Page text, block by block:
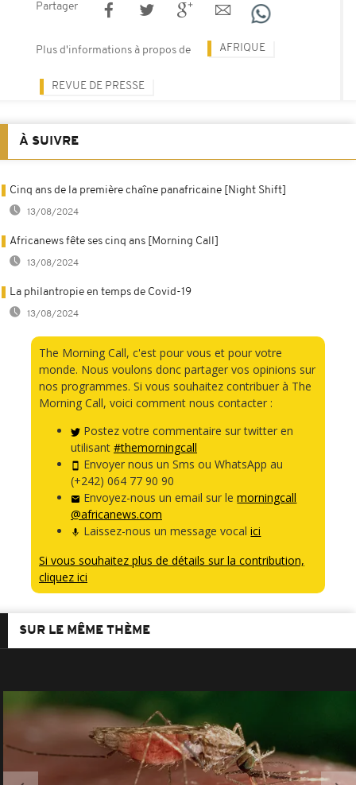
Partager
Plus d'informations à propos de AFRIQUE
REVUE DE PRESSE
À SUIVRE
Cinq ans de la première chaîne panafricaine [Night Shift]
13/08/2024
Africanews fête ses cinq ans [Morning Call]
13/08/2024
La philantropie en temps de Covid-19
13/08/2024
The Morning Call, c'est pour vous et pour votre
monde. Nous voulons donc partager vos opinions sur
nos programmes. Si vous souhaitez contribuer à The
Morning Call, voici comment nous contacter :
Postez votre commentaire sur twitter en
utilisant #themorningcall
Envoyer nous un Sms ou WhatsApp au
(+242) 064 77 90 90
Envoyez-nous un email sur lemorningcall
@africanews.com
Laissez-nous un message vocalici
Si vous souhaitez plus de détails sur la contribution,
cliquez ici
SUR LE MÊME THÈME